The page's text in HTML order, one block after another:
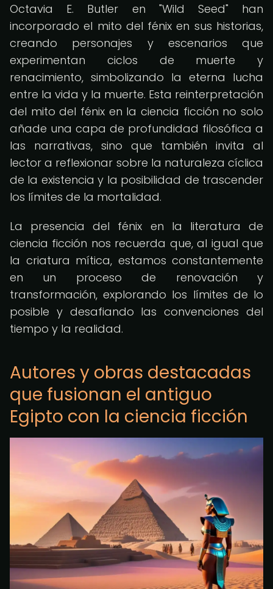
Octavia E. Butler en "Wild Seed" han
incorporado el mito del fénix en sus historias,
creando personajes y escenarios que
experimentan ciclos de muerte y
renacimiento, simbolizando la eterna lucha
entre la vida y la muerte. Esta reinterpretación
del mito del fénix en la ciencia ficción no solo
añade una capa de profundidad filosófica a
las narrativas, sino que también invita al
lector a reflexionar sobre la naturaleza cíclica
de la existencia y la posibilidad de trascender
los límites de la mortalidad.
La presencia del fénix en la literatura de
ciencia ficción nos recuerda que, al igual que
la criatura mítica, estamos constantemente
en un proceso de renovación y
transformación, explorando los límites de lo
posible y desafiando las convenciones del
tiempo y la realidad.
Autores y obras destacadas
que fusionan el antiguo
Egipto con la ciencia ficción